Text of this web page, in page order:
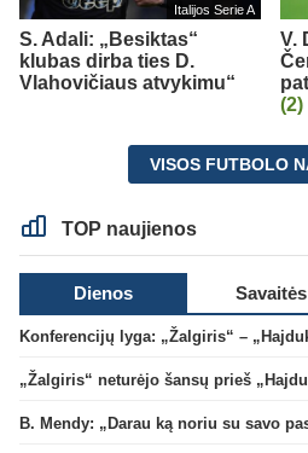
Italijos Serie A
S. Adali: „Besiktas“
klubas dirba ties D.
Vlahovičiaus atvykimu“
V.
(2)
VISOS FUTBOLO
TOP naujienos
Dienos Savaitės
„Žalgiris“ neturėjo šansų prieš